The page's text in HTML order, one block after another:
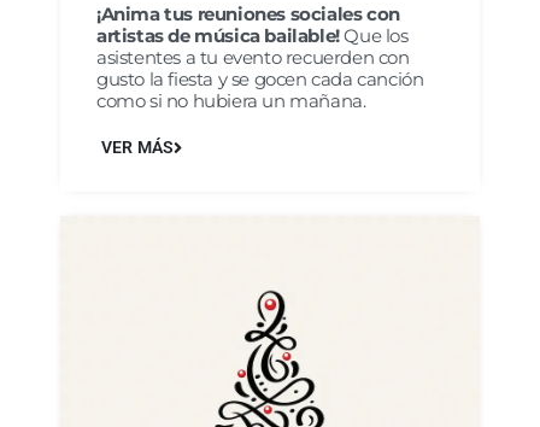
¡Anima tus reuniones sociales con
artistas de música bailable!Que los
asistentes a tu evento recuerden con
gusto la fiesta y se gocen cada canción
como si no hubiera un mañana.
VER MÁS